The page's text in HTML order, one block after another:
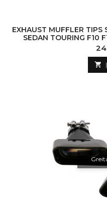
EXHAUST MUFFLER TIPS
SEDAN TOURING F10
